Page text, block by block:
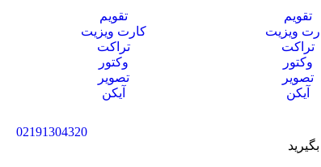
تقویم
ویزیت
تراکت
وکتور
تصویر
آیکن
تقویم
کارت ویزیت
تراکت
وکتور
تصویر
آیکن
02191304320